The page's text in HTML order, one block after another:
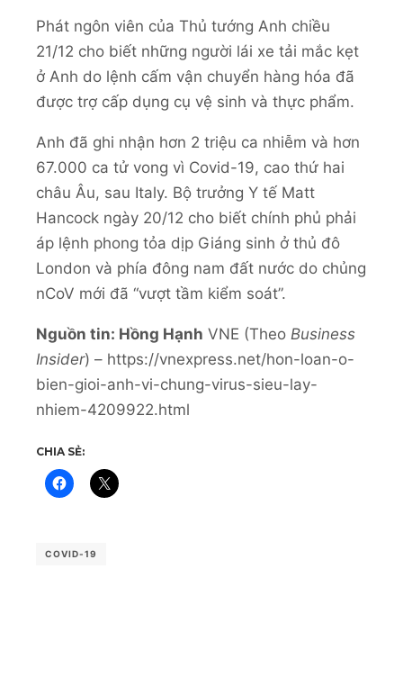
Phát ngôn viên của Thủ tướng Anh chiều
21/12 cho biết những người lái xe tải mắc kẹt
ở Anh do lệnh cấm vận chuyển hàng hóa đã
được trợ cấp dụng cụ vệ sinh và thực phẩm.
Anh đã ghi nhận hơn 2 triệu ca nhiễm và hơn
67.000 ca tử vong vì Covid-19, cao thứ hai
châu Âu, sau Italy. Bộ trưởng Y tế Matt
Hancock ngày 20/12 cho biết chính phủ phải
áp lệnh phong tỏa dịp Giáng sinh ở thủ đô
London và phía đông nam đất nước do chủng
nCoV mới đã “vượt tầm kiểm soát”.
Nguồn tin: Hồng Hạnh VNE (Theo Business
Insider) – https://vnexpress.net/hon-loan-o-
bien-gioi-anh-vi-chung-virus-sieu-lay-
nhiem-4209922.html
CHIA SẺ:
COVID-19